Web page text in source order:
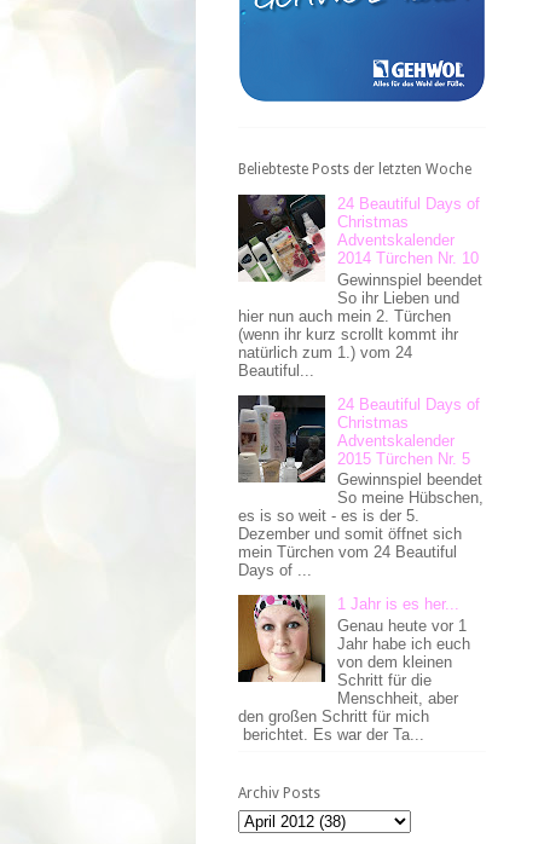
Beliebteste Posts der letzten Woche
24 Beautiful Days of
Christmas
Adventskalender
2014 Türchen Nr. 10
Gewinnspiel beendet
So ihr Lieben und
hier nun auch mein 2. Türchen
(wenn ihr kurz scrollt kommt ihr
natürlich zum 1.) vom 24
Beautiful...
24 Beautiful Days of
Christmas
Adventskalender
2015 Türchen Nr. 5
Gewinnspiel beendet
So meine Hübschen,
es is so weit - es is der 5.
Dezember und somit öffnet sich
mein Türchen vom 24 Beautiful
Days of ...
1 Jahr is es her...
Genau heute vor 1
Jahr habe ich euch
von dem kleinen
Schritt für die
Menschheit, aber
den großen Schritt für mich
berichtet. Es war der Ta...
Archiv Posts